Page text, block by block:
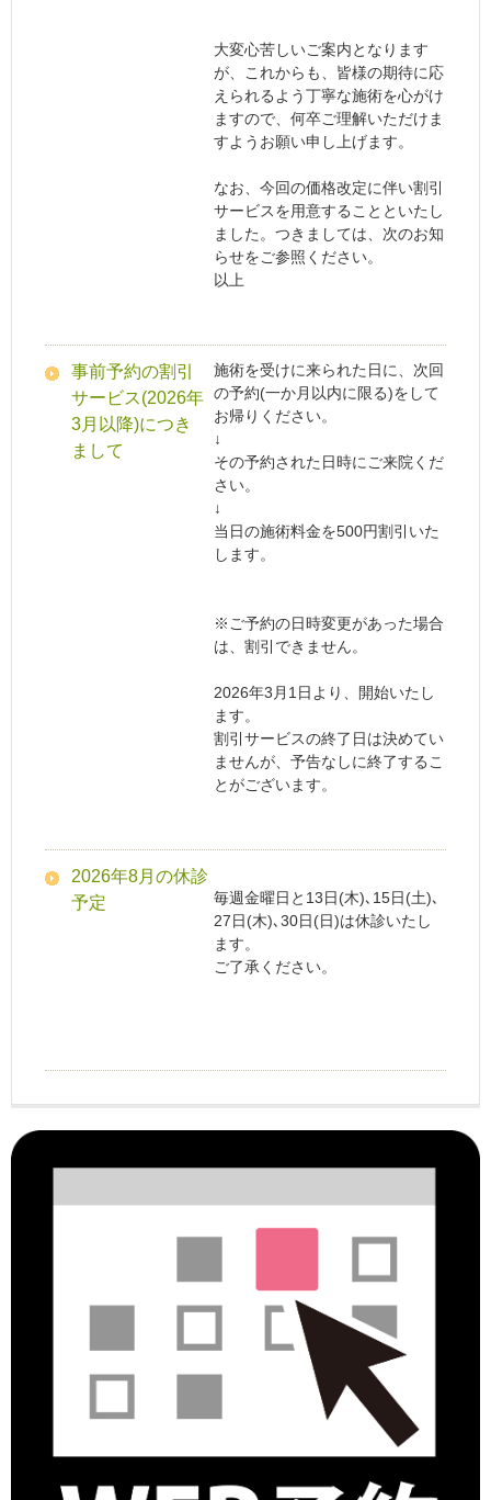
大変心苦しいご案内となります
が、これからも、皆様の期待に応
えられるよう丁寧な施術を心がけ
ますので、何卒ご理解いただけま
すようお願い申し上げます。
なお、今回の価格改定に伴い割引
サービスを用意することといたし
ました。つきましては、次のお知
らせをご参照ください。
以上
事前予約の割引
サービス(2026年
3月以降)につき
まして
施術を受けに来られた日に、次回
の予約(一か月以内に限る)をして
お帰りください。
↓
その予約された日時にご来院くだ
さい。
↓
当日の施術料金を500円割引いた
します。
※ご予約の日時変更があった場合
は、割引できません。
2026年3月1日より、開始いたし
ます。
割引サービスの終了日は決めてい
ませんが、予告なしに終了するこ
とがございます。
2026年8月の休診
予定
毎週金曜日と13日(木)､15日(土)､
27日(木)､30日(日)は休診いたし
ます。
ご了承ください。